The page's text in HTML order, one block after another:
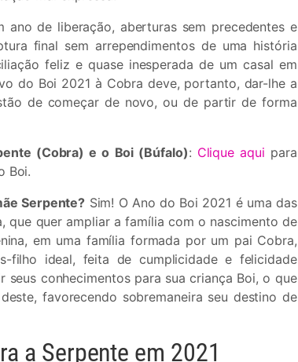
de liberação, aberturas sem precedentes e
final sem arrependimentos de uma história
feliz e quase inesperada de um casal em
do Boi 2021 à Cobra deve, portanto, dar-lhe a
de começar de novo, ou de partir de forma
(Cobra) e o Boi (Búfalo): Clique aqui para
Boi.
Serpente? Sim! O Ano do Boi 2021 é uma das
que quer ampliar a família com o nascimento de
em uma família formada por um pai Cobra,
filho ideal, feita de cumplicidade e felicidade
conhecimentos para sua criança Boi, o que
favorecendo sobremaneira seu destino de
a Serpente em 2021